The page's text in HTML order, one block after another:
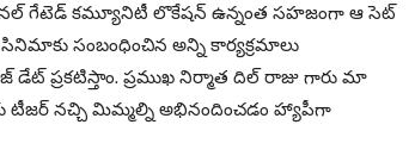
గేటెడ్ కమ్యూనిటీ లొకేషన్ ఉన్నంత సహజంగా ఆ సెట్
సంబంధించిన అన్ని కార్యక్రమాలు
ప్రకటిస్తాం. ప్రముఖ నిర్మాత దిల్ రాజు గారు మా
టీజర్ నచ్చి మిమ్మల్ని అభినందించడం హ్యాపీగా